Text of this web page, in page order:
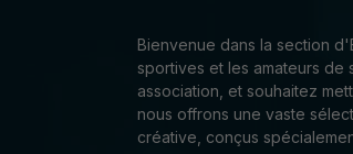
Bienvenue dans la section
sportives et les amateurs
association, et souhaitez
nous offrons une vaste
créative, conçus